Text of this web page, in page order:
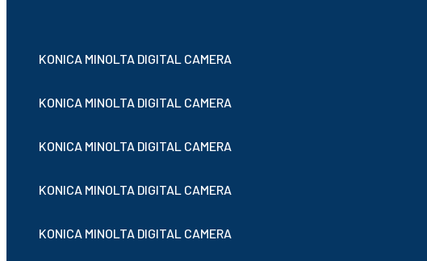
KONICA MINOLTA DIGITAL CAMERA
KONICA MINOLTA DIGITAL CAMERA
KONICA MINOLTA DIGITAL CAMERA
KONICA MINOLTA DIGITAL CAMERA
KONICA MINOLTA DIGITAL CAMERA